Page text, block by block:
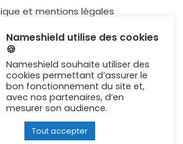
et mentions légales
Blog
Certification ISO 27001
Newsletter
aux communications
Contactez-nous
Nameshield utilise des cookies
🍪
Nameshield souhaite utiliser des
cookies permettant d’assurer le
bon fonctionnement du site et,
avec nos partenaires, d’en
mesurer son audience.
Tout accepter